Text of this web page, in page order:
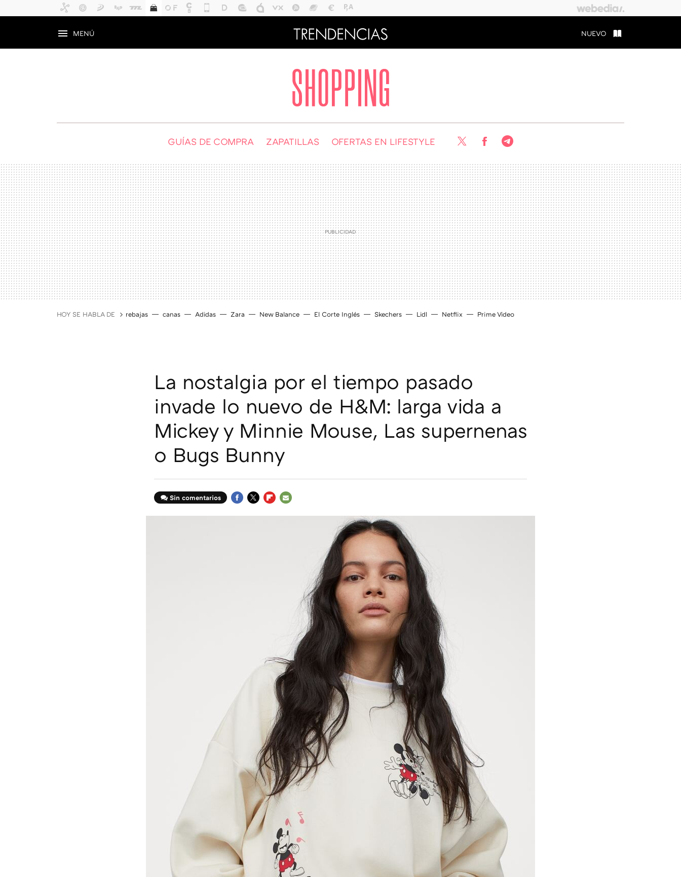
MENÚ NUEVO
GUÍAS DE COMPRA ZAPATILLAS OFERTAS EN LIFESTYLE Twitter Facebook
HOY SE HABLA DE rebajas canas Adidas Zara New Balance El Corte Inglés Skechers Lidl Netflix Prime Video
La nostalgia por el tiempo pasado
invade lo nuevo de H&M: larga vida a
Mickey y Minnie Mouse, Las supernenas
o Bugs Bunny
Sin comentarios